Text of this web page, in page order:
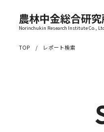
農林中金総合研
Norinchukin Research Institute Co.,
TOP レポート検索